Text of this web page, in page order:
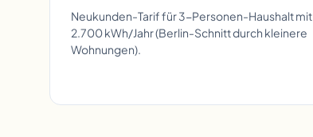
Neukunden-Tarif für 3-Personen-Haushalt mit
2.700 kWh/Jahr (Berlin-Schnitt durch kleinere
Wohnungen).